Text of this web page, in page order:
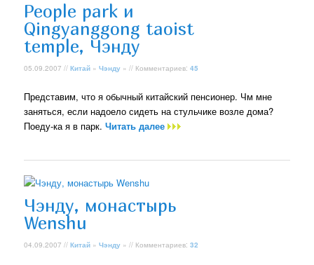
People park и
Qingyanggong taoist
temple, Чэнду
05.09.2007 //Китай »Чэнду » // Комментариев:45
Представим, что я обычный китайский пенсионер. Чм мне
заняться, если надоело сидеть на стульчике возле дома?
Поеду-ка я в парк.Читать далее
Чэнду, монастырь
Wenshu
04.09.2007 //Китай »Чэнду » // Комментариев:32